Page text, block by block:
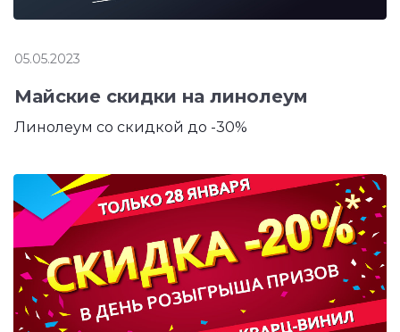
05.05.2023
Майские скидки на линолеум
Линолеум со скидкой до -30%